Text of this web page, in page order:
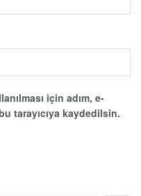
için adım, e-
tarayıcıya kaydedilsin.